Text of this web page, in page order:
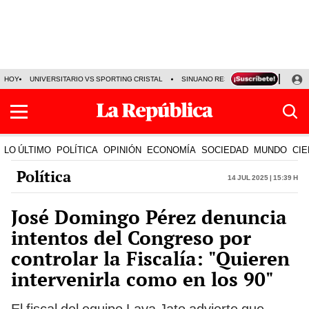
HOY UNIVERSITARIO VS SPORTING CRISTAL SINUANO RESULTADOS HOY
LO ÚLTIMO POLÍTICA OPINIÓN ECONOMÍA SOCIEDAD MUNDO
Política 14 Jul 2025 | 15:39 h
José Domingo Pérez denuncia
intentos del Congreso por
controlar la Fiscalía: "Quieren
intervenirla como en los 90"